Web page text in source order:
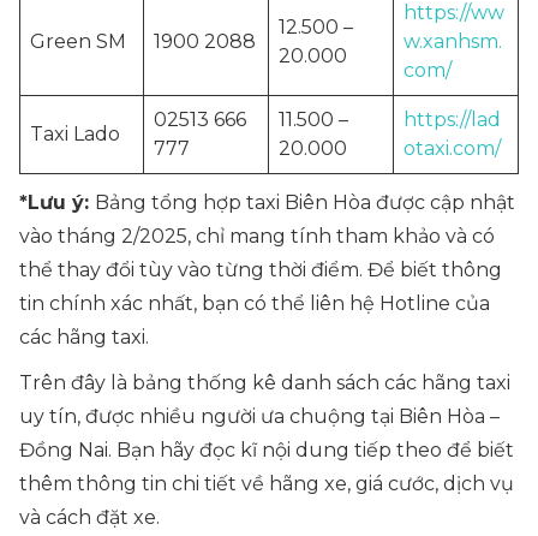
Green SM 1900 2088
12.500 –
20.000
https://ww
w.xanhsm.
com/
Taxi Lado
02513 666
777
11.500 –
20.000
https://lad
otaxi.com/
*Lưu ý: Bảng tổng hợp taxi Biên Hòa được cập nhật
vào tháng 2/2025, chỉ mang tính tham khảo và có
thể thay đổi tùy vào từng thời điểm. Để biết thông
tin chính xác nhất, bạn có thể liên hệ Hotline của
các hãng taxi.
Trên đây là bảng thống kê danh sách các hãng taxi
uy tín, được nhiều người ưa chuộng tại Biên Hòa –
Đồng Nai. Bạn hãy đọc kĩ nội dung tiếp theo để biết
thêm thông tin chi tiết về hãng xe, giá cước, dịch vụ
và cách đặt xe.